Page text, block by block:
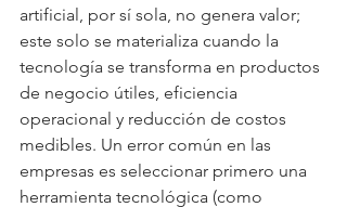
artificial, por sí sola, no genera valor;
este solo se materializa cuando la
tecnología se transforma en productos
de negocio útiles, eficiencia
operacional y reducción de costos
medibles. Un error común en las
empresas es seleccionar primero una
herramienta tecnológica (como